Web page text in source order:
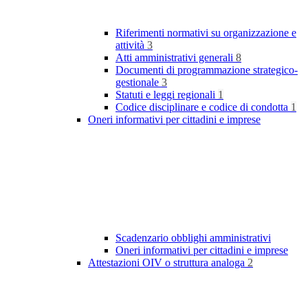
Riferimenti normativi su organizzazione e
attività 3
Atti amministrativi generali 8
Documenti di programmazione strategico-
gestionale 3
Statuti e leggi regionali 1
Codice disciplinare e codice di condotta 1
Oneri informativi per cittadini e imprese
Scadenzario obblighi amministrativi
Oneri informativi per cittadini e imprese
Attestazioni OIV o struttura analoga 2